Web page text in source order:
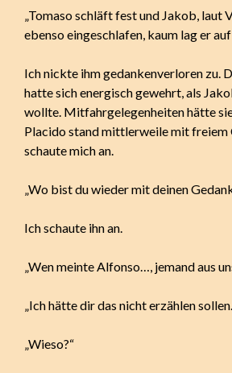
„Tomaso schläft fest und Jakob, laut
ebenso eingeschlafen, kaum lag er
Ich nickte ihm gedankenverloren zu.
hatte sich energisch gewehrt, als
wollte. Mitfahrgelegenheiten hätte
Placido stand mittlerweile mit freiem
schaute mich an.
„Wo bist du wieder mit deinen
Ich schaute ihn an.
„Wen meinte Alfonso…, jemand aus
„Ich hätte dir das nicht erzählen
„Wieso?“